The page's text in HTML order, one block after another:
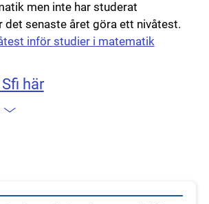
men inte har studerat
det senaste året göra ett nivåtest.
inför studier i matematik
här